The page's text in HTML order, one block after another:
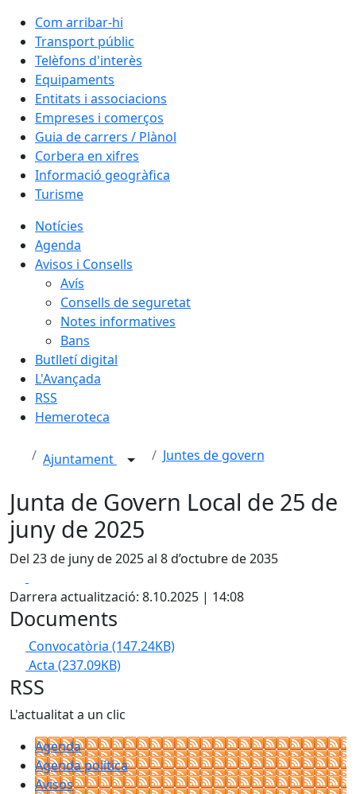
Com arribar-hi
Transport públic
Telèfons d'interès
Equipaments
Entitats i associacions
Empreses i comerços
Guia de carrers / Plànol
Corbera en xifres
Informació geogràfica
Turisme
Notícies
Agenda
Avisos i Consells
Avís
Consells de seguretat
Notes informatives
Bans
Butlletí digital
L'Avançada
RSS
Hemeroteca
Ajuntament Juntes de govern
Junta de Govern Local de 25 de
juny de 2025
Del 23 de juny de 2025 al 8 d’octubre de 2035
Darrera actualització: 8.10.2025 | 14:08
Documents
Convocatòria (147.24KB)
Acta (237.09KB)
RSS
L'actualitat a un clic
Agenda
Agenda política
Avisos